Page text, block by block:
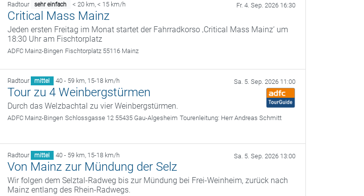
Radtour sehr einfach < 20 km, < 15 km/h Fr. 4. Sep. 2026 16:30
Critical Mass Mainz
Jeden ersten Freitag im Monat startet der Fahrradkorso ‚Critical Mass Mainz‘ um
18:30 Uhr am Fischtorplatz
ADFC Mainz-Bingen Fischtorplatz 55116 Mainz
Radtour mittel 40 - 59 km, 15-18 km/h Sa. 5. Sep. 2026 11:00
Tour zu 4 Weinbergstürmen
Durch das Welzbachtal zu vier Weinbergstürmen.
ADFC Mainz-Bingen Schlossgasse 12 55435 Gau-Algesheim Tourenleitung: Herr Andreas Schmitt
Radtour mittel 40 - 59 km, 15-18 km/h Sa. 5. Sep. 2026 13:00
Von Mainz zur Mündung der Selz
Wir folgen dem Selztal-Radweg bis zur Mündung bei Frei-Weinheim, zurück nach
Mainz entlang des Rhein-Radwegs.